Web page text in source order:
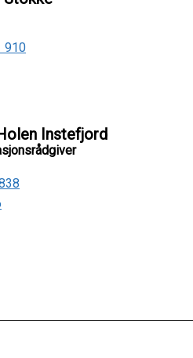
910
Instefjord